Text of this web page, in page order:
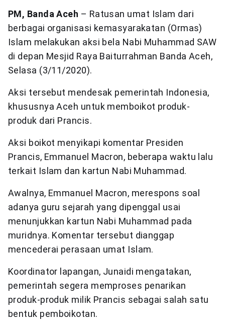
PM, Banda Aceh – Ratusan umat Islam dari
berbagai organisasi kemasyarakatan (Ormas)
Islam melakukan aksi bela Nabi Muhammad SAW
di depan Mesjid Raya Baiturrahman Banda Aceh,
Selasa (3/11/2020).
Aksi tersebut mendesak pemerintah Indonesia,
khususnya Aceh untuk memboikot produk-
produk dari Prancis.
Aksi boikot menyikapi komentar Presiden
Prancis, Emmanuel Macron, beberapa waktu lalu
terkait Islam dan kartun Nabi Muhammad.
Awalnya, Emmanuel Macron, merespons soal
adanya guru sejarah yang dipenggal usai
menunjukkan kartun Nabi Muhammad pada
muridnya. Komentar tersebut dianggap
mencederai perasaan umat Islam.
Koordinator lapangan, Junaidi mengatakan,
pemerintah segera memproses penarikan
produk-produk milik Prancis sebagai salah satu
bentuk pemboikotan.